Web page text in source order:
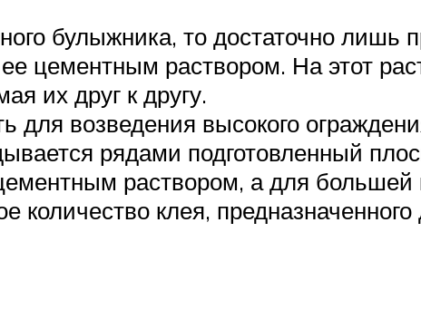
булыжника, то достаточно лишь
цементным раствором. На этот
их друг к другу.
для возведения высокого
рядами подготовленный
раствором, а для большей
количество клея,